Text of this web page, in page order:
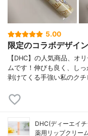
5.00
限定のコラボデザイ
【DHC】の人気商品、オ
ムです！伸びも良く、し
剥けてくる手強い私のク
DHC(ディーエイチ
薬用リップクリー